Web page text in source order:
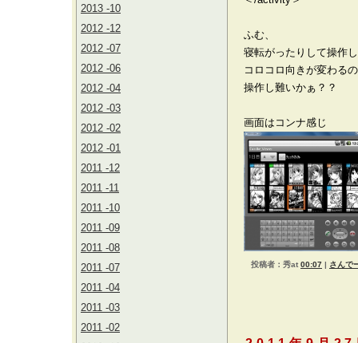
2013 -10
2012 -12
2012 -07
2012 -06
2012 -04
2012 -03
2012 -02
2012 -01
2011 -12
2011 -11
2011 -10
2011 -09
2011 -08
2011 -07
2011 -04
2011 -03
2011 -02
ふむ、
寝転がったりして操作
コロコロ向きが変わる
操作し難いかぁ？？
画面はコンナ感じ
投稿者：秀at 00:07 | さんで